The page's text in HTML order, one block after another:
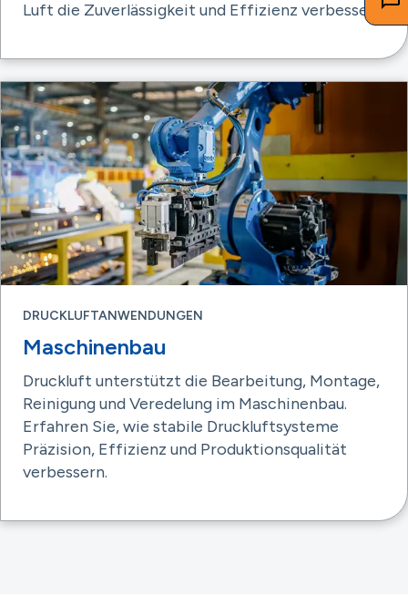
Luft die Zuverlässigkeit und Effizienz verbessert.
DRUCKLUFTANWENDUNGEN
Maschinenbau
Druckluft unterstützt die Bearbeitung, Montage,
Reinigung und Veredelung im Maschinenbau.
Erfahren Sie, wie stabile Druckluftsysteme
Präzision, Effizienz und Produktionsqualität
verbessern.